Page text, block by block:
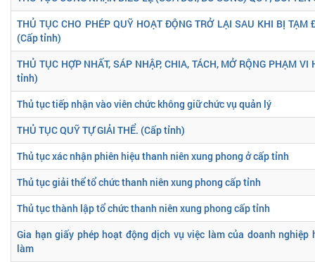
THỦ TỤC CHO PHÉP QUỸ HOẠT ĐỘNG TRỞ LẠI SAU KHI BỊ TẠM
(Cấp tỉnh)
THỦ TỤC HỢP NHẤT, SÁP NHẬP, CHIA, TÁCH, MỞ RỘNG PHẠM VI
tỉnh)
Thủ tục tiếp nhận vào viên chức không giữ chức vụ quản lý
THỦ TỤC QUỸ TỰ GIẢI THỂ. (Cấp tỉnh)
Thủ tục xác nhận phiên hiệu thanh niên xung phong ở cấp tỉnh
Thủ tục giải thể tổ chức thanh niên xung phong cấp tỉnh
Thủ tục thành lập tổ chức thanh niên xung phong cấp tỉnh
Gia hạn giấy phép hoạt động dịch vụ việc làm của doanh nghiệp
làm